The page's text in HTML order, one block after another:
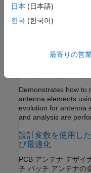
R2024a 以降
Antenna
Demonstrates how to
antenna elements
evolution for antenna
and analysis are
設計変数を使用し
び最適化
PCB アンテナ デザイ
チ パッチ アンテナの
日本 (日本語)
한국 (한국어)
最寄りの営